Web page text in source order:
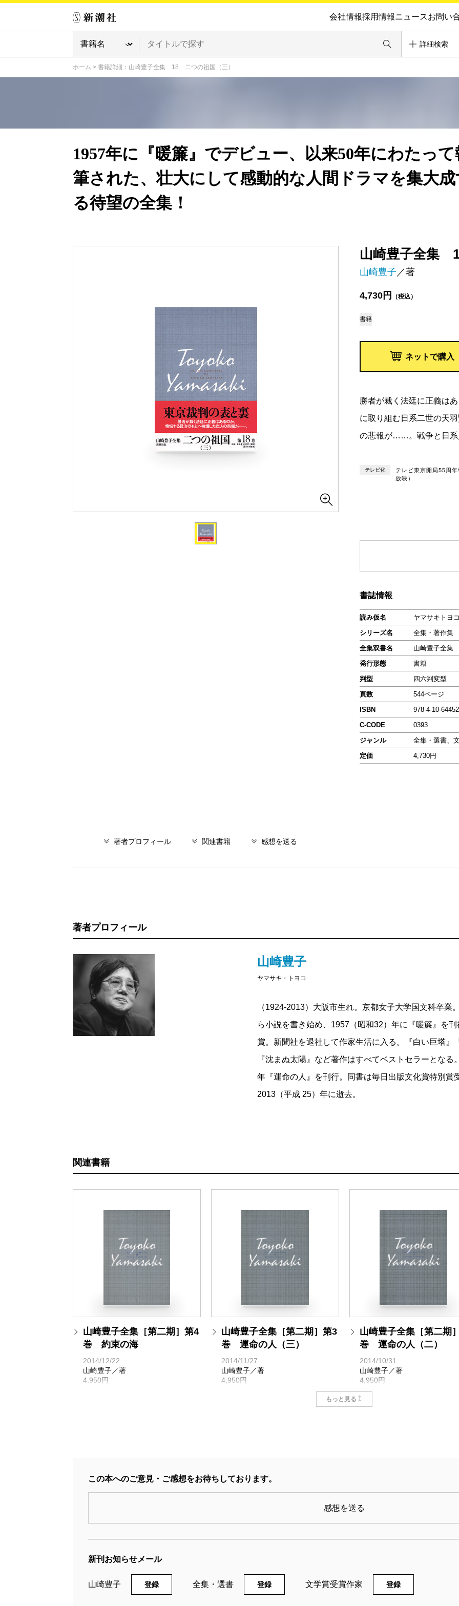
会社情報採用情報ニュースお問い
詳細検索
ホーム > 書籍詳細：山崎豊子全集 18 二つの祖国（三）
山崎豊子全集
山崎豊子 ／著
4,730円 （税込）
書籍
ネットで購入
1957年に『暖簾』でデビュー、以来50年にわたって
筆された、壮大にして感動的な人間ドラマを集大成
る待望の全集！
勝者が裁く法廷に正義は
に取り組む日系二世の天
の悲報が……。戦争と日系
テレビ化
テレビ東京開局55周
放映）
書誌情報
読み仮名
ヤマサキトヨ
シリーズ名
全集・著作集
全集双書名
山崎豊子全集
発行形態
書籍
判型
四六判変型
頁数
544ページ
ISBN
978-4-10-
C-CODE
0393
ジャンル
全集・選書、
定価
4,730円
著者プロフィール 関連書籍 感想を送る
著者プロフィール
山崎豊子
ヤマサキ・トヨコ
（1924-2013）大阪市生れ。京都女子大学国文科卒
ら小説を書き始め、1957（昭和32）年に『暖簾』を
賞。新聞社を退社して作家生活に入る。『白い巨塔』
『沈まぬ太陽』など著作はすべてベストセラーとな
年『運命の人』を刊行。同書は毎日出版文化賞特別賞
2013（平成 25）年に逝去。
関連書籍
山崎豊子全集［第二期］第4
巻 約束の海
2014/12/22
山崎豊子／著
4,950円
山崎豊子全集［第二期］第3
巻 運命の人（三）
2014/11/27
山崎豊子／著
4,950円
山崎豊子全集［第二期
巻 運命の人（二）
2014/10/31
山崎豊子／著
4,950円
太陽（三） 会長室篇
山崎豊子／著
山崎豊子／著
山崎豊子／著
もっと見る
この本へのご意見・ご感想をお待ちしております。
感想を送る
新刊お知らせメール
山崎豊子 登録 全集・選書 登録 文学賞受賞作家 登録